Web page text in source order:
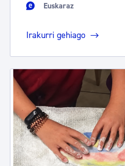
Euskaraz
Irakurri gehiago